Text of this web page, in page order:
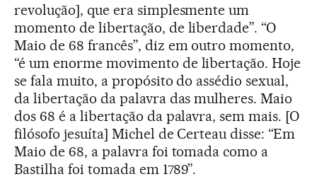
revolução], que era simplesmente um
momento de libertação, de liberdade”. “O
Maio de 68 francês”, diz em outro momento,
“é um enorme movimento de libertação. Hoje
se fala muito, a propósito do assédio sexual,
da libertação da palavra das mulheres. Maio
dos 68 é a libertação da palavra, sem mais. [O
filósofo jesuíta] Michel de Certeau disse: “Em
Maio de 68, a palavra foi tomada como a
Bastilha foi tomada em 1789”.